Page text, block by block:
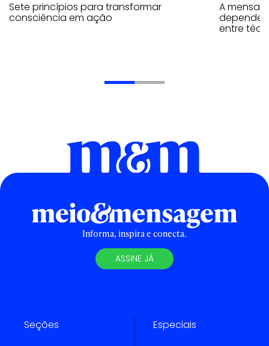
Sete princípios para transformar
consciência em ação
A
depende
entre
Informa, inspira e conecta.
ASSINE JÁ
Seções Especiais